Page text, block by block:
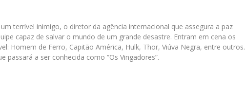
terrível inimigo, o diretor da agência internacional que assegura a paz
capaz de salvar o mundo de um grande desastre. Entram em cena os
Homem de Ferro, Capitão América, Hulk, Thor, Viúva Negra, entre outros.
passará a ser conhecida como “Os Vingadores”.